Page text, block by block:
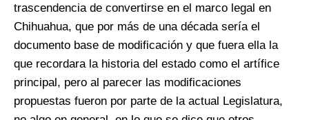
trascendencia de convertirse en el marco legal en
Chihuahua, que por más de una década sería el
documento base de modificación y que fuera ella la
que recordara la historia del estado como el artífice
principal, pero al parecer las modificaciones
propuestas fueron por parte de la actual Legislatura,